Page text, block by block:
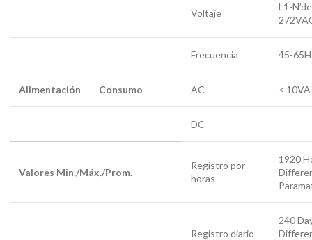
Voltaje
L1-
Frecuencia 45-
Alimentación Consumo AC < 10VA
DC —
Valores Min./Máx./Prom.
Registro por
horas
1920
Registro diario
240